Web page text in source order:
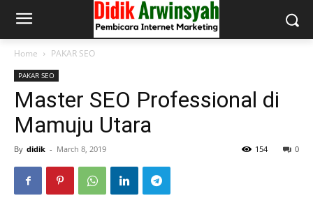
Home PAKAR SEO
PAKAR SEO
Master SEO Professional di
Mamuju Utara
By didik - March 8, 2019 0
154